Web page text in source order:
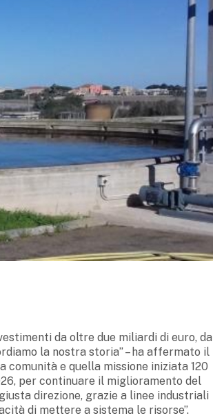
da oltre due miliardi di euro, da
la nostra storia” – ha affermato il
comunità e quella missione iniziata 120
per continuare il miglioramento del
direzione, grazie a linee industriali
di mettere a sistema le risorse”.